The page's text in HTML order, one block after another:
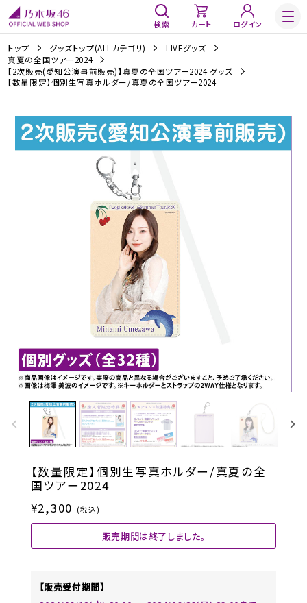
検索 カート ログイン
トップ グッズトップ(ALLカテゴリ)
LIVEグッズ
真夏の全国ツアー2024
【2次販売(愛知公演事前販売)】真夏の全国ツアー2024 グッズ
【数量限定】個別生写真ホルダー/真夏の全国ツアー2024
【数量限定】個別生写真ホルダー/真夏の全
国ツアー2024
¥2,300 (税込)
販売期間は終了しました。
【販売受付期間】